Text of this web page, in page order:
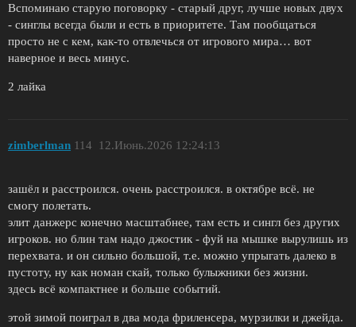
Вспоминаю старую поговорку - старый друг, лучше новых двух
- синглы всегда были и есть в приоритете. Там пообщаться
просто не с кем, как-то отвлечься от игрового мира… вот
наверное и весь минус.
2 лайка
zimberlman 12.Июнь.2026 12:24:13
114
зашёл и расстроился. очень расстроился. в октябре всё. не
смогу полетать.
элит данжерс конечно масштабнее, там есть и сингл без других
игроков. но блин там надо джостик - фуй на мышке вырулишь из
перехвата. и он сильно большой, т.е. можно упрыгать далеко в
пустоту, ну как номан скай, только булыжники без жизни.
здесь всё компактнее и больше событий.
этой зимой поиграл в два мода фриленсера, мурзилки и джейда.